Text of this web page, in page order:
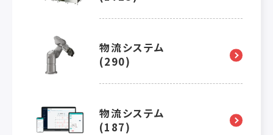
物流システム
(290)
物流システム
(187)